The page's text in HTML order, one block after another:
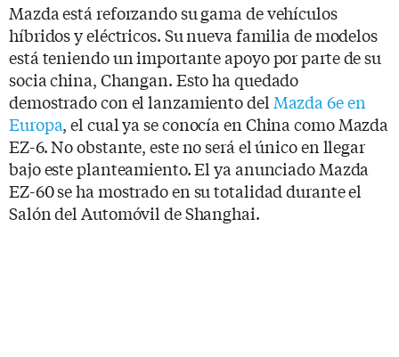
Mazda está reforzando su gama de vehículos
híbridos y eléctricos. Su nueva familia de modelos
está teniendo un importante apoyo por parte de su
socia china, Changan. Esto ha quedado
demostrado con el lanzamiento del Mazda 6e en
Europa, el cual ya se conocía en China como Mazda
EZ-6. No obstante, este no será el único en llegar
bajo este planteamiento. El ya anunciado Mazda
EZ-60 se ha mostrado en su totalidad durante el
Salón del Automóvil de Shanghai.